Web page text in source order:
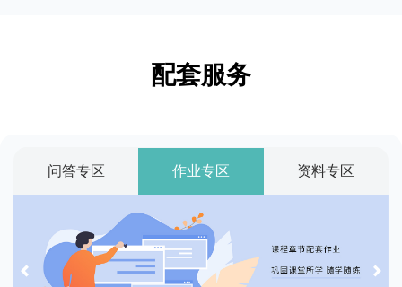
配套服务
问答专区 作业专区 资料专区
Previous Next